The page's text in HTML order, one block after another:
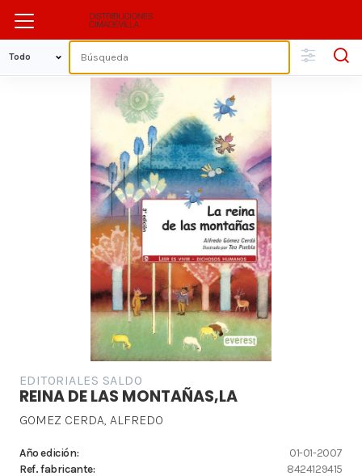
EDITORIALES SALDO
REINA DE LAS MONTAÑAS,LA
GOMEZ CERDA, ALFREDO
Año edición:
01-01-2007
Ref. fabricante:
8424129415